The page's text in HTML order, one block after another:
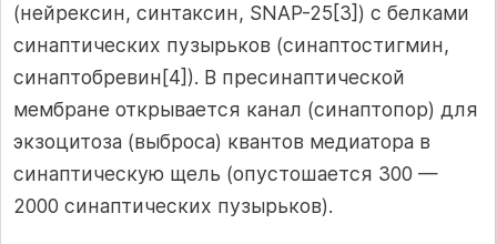
(нейрексин, синтаксин, SNAP-25[3]) с белками
синаптических пузырьков (синаптостигмин,
синаптобревин[4]). В пресинаптической
мембране открывается канал (синаптопор) для
экзоцитоза (выброса) квантов медиатора в
синаптическую щель (опустошается 300 —
2000 синаптических пузырьков).